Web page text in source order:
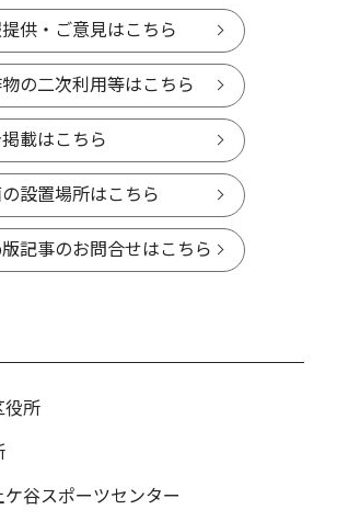
供・ご意見はこちら
の二次利用等はこちら
載はこちら
設置場所はこちら
記事のお問合せはこちら
役所
谷スポーツセンター